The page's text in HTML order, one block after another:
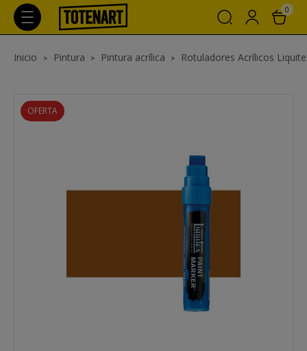
0
Inicio Pintura Pintura acrílica Rotuladores Acrílicos
OFERTA